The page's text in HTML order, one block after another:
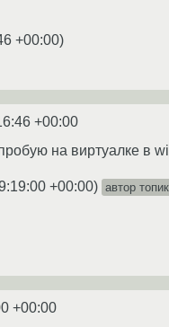
+00:00)
+00:00
на виртуалке в
+00:00) автор
+00:00